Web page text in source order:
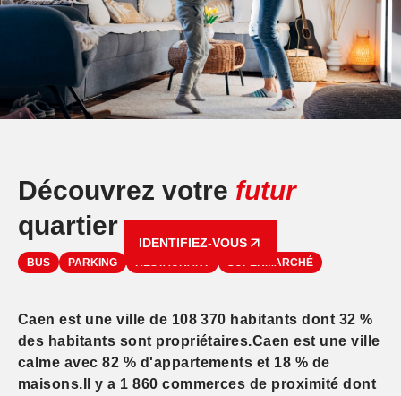
Découvrez votre futur
quartier
IDENTIFIEZ-VOUS
Caen est une ville de 108 370 habitants dont 32 %
des habitants sont propriétaires.Caen est une ville
calme avec 82 % d'appartements et 18 % de
maisons.Il y a 1 860 commerces de proximité dont
BUS PARKING SUPERMARCHÉ